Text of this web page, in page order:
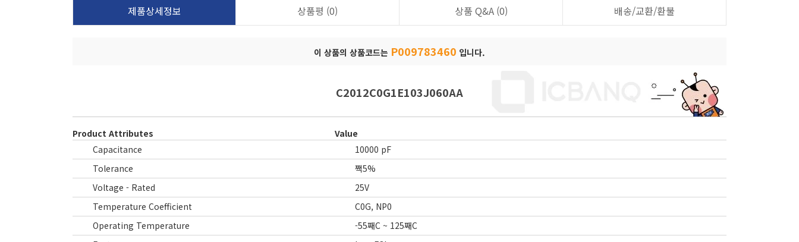
제품상세정보 상품평 (0) 상품 Q&A (0) 배송/교환/환불
이 상품의 상품코드는 P009783460 입니다.
C2012C0G1E103J060AA
Product Attributes
Value
Capacitance
10000 pF
Tolerance
짹5%
Voltage - Rated
25V
Temperature Coefficient
C0G, NP0
Operating Temperature
-55째C ~ 125째C